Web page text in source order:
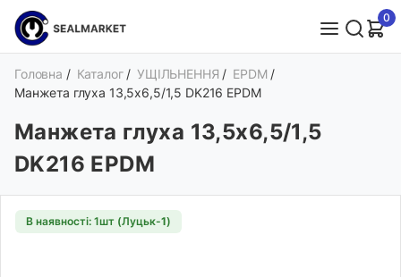
0
Головна / Каталог /УЩІЛЬНЕННЯ / EPDM /
Манжета глуха 13,5х6,5/1,5 DK216 EPDM
Манжета глуха 13,5х6,5/1,5
DK216 EPDM
В наявності: 1шт (Луцьк-1)